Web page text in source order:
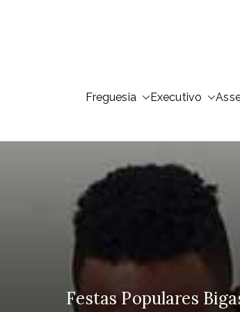
concelho, comarca, distrito e diocese de
Freguesia Executivo
Festas Populares